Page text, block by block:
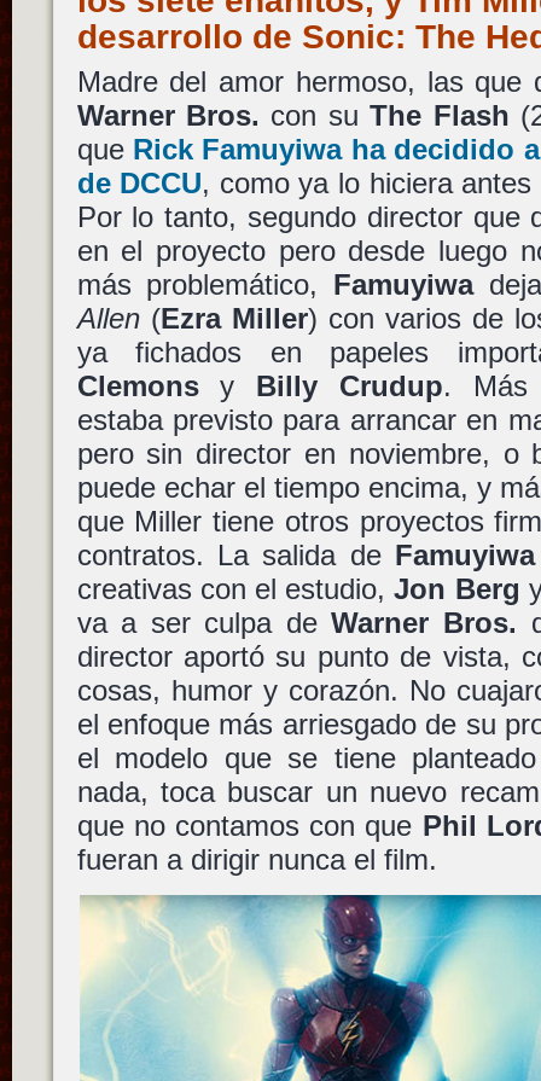
desarrollo de Sonic: The
Madre del amor hermoso, las que
Warner Bros. con suThe Flash
que Rick Famuyiwaha decidido
de DCCU, como ya lo hiciera antes
Por lo tanto, segundo director que
en el proyecto pero desde luego
más problemático, Famuyiwa
Allen(Ezra Miller) con varios de
ya fichados en papeles
Clemonsy Billy Crudup. Más
estaba previsto para arrancar en
pero sin director en noviembre, o
puede echar el tiempo encima, y
que Miller tiene otros proyectos
contratos. La salida de Famuyiwa
creativas con el estudio,Jon Berg
va a ser culpa deWarner Bros.
director aportó su punto de vista,
cosas, humor y corazón. No
el enfoque más arriesgado de su
el modelo que se tiene
nada, toca buscar un nuevo
que no contamos con que Phil
fueran a dirigir nunca el film.